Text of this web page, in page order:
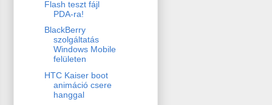
Flash teszt fájl
PDA-ra!
BlackBerry
szolgáltatás
Windows Mobile
felületen
HTC Kaiser boot
animáció csere
hanggal